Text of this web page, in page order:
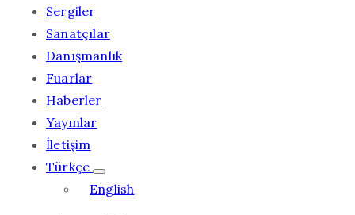
Sergiler
Sanatçılar
Danışmanlık
Fuarlar
Haberler
Yayınlar
İletişim
Türkçe
English